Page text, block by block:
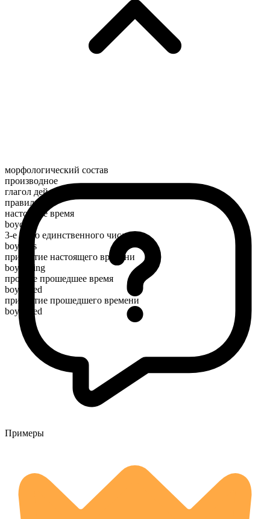
морфологический состав
производное
глагол действия
правильный
настоящее время
boycott
3-е лицо единственного числа
boycotts
причастие настоящего времени
boycotting
простое прошедшее время
boycotted
причастие прошедшего времени
boycotted
Примеры